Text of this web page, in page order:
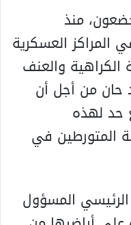
منذ
المراكز العسكرية
الكراهية والعنف
حان من أجل أن
حد لهذه
المتورطين في
الرئيسي المسؤول